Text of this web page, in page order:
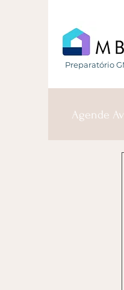
Preparatório
Agende